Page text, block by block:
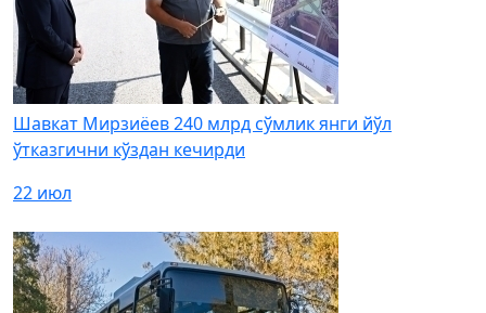
Шавкат Мирзиёев 240 млрд сўмлик янги йўл
ўтказгични кўздан кечирди
22 июл